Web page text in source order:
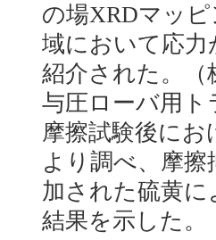
の場XRDマッ
域において応
紹介された。（
与圧ローバ用
摩擦試験後にお
より調べ、摩
加された硫黄
結果を示した。